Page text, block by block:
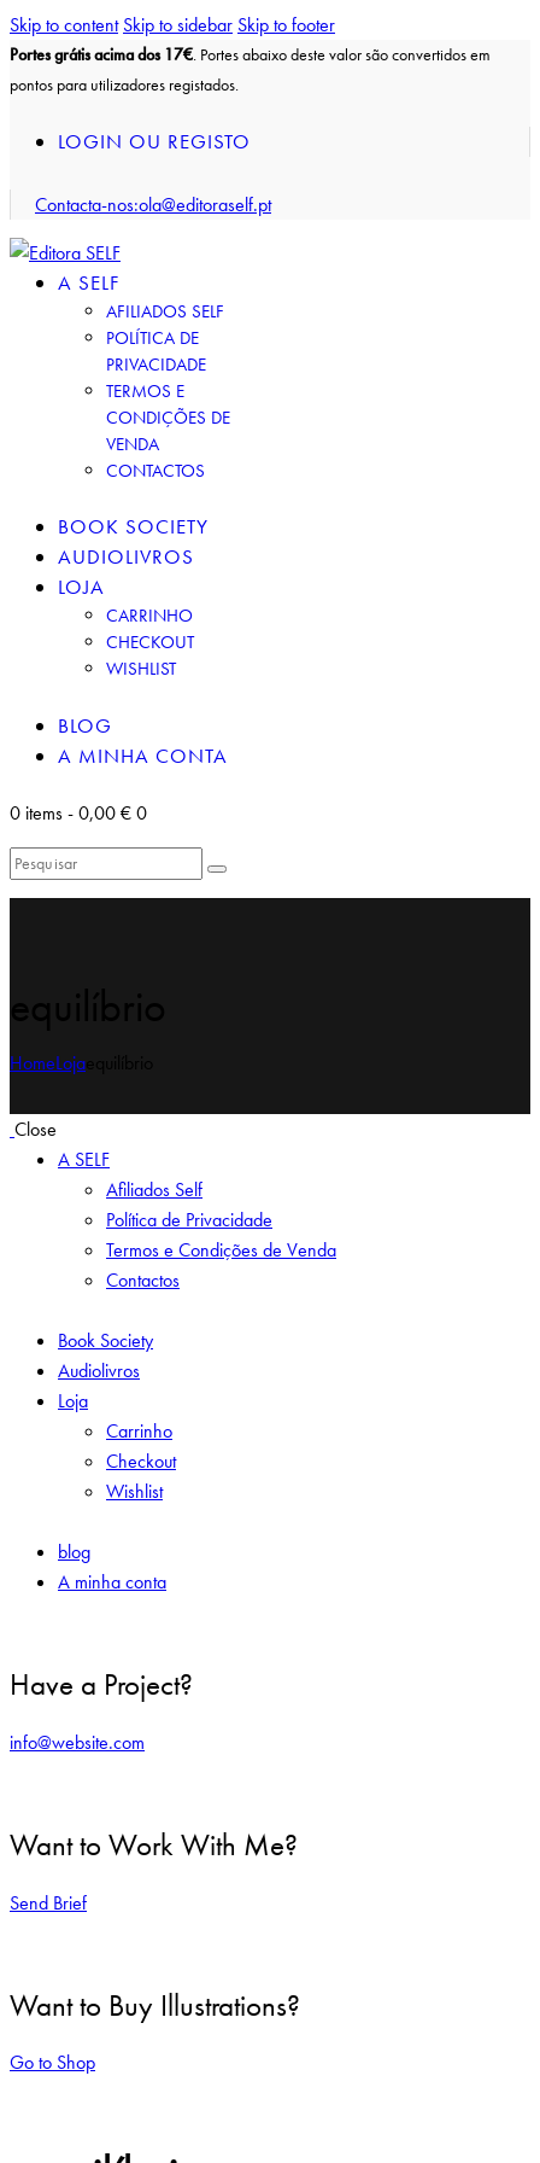
Skip to content Skip to sidebar Skip to footer
Portes grátis acima dos 17€. Portes abaixo deste valor são convertidos em
pontos para utilizadores registados.
LOGIN OU REGISTO
Contacta-nos:ola@editoraself.pt
A SELF
AFILIADOS SELF
POLÍTICA DE
PRIVACIDADE
TERMOS E
CONDIÇÕES DE
VENDA
CONTACTOS
BOOK SOCIETY
AUDIOLIVROS
LOJA
CARRINHO
CHECKOUT
WISHLIST
BLOG
A MINHA CONTA
0 items-0,00 €0
HomeLoja
Close
A SELF
Afiliados Self
Política de Privacidade
Termos e Condições de Venda
Contactos
Book Society
Audiolivros
Loja
Carrinho
Checkout
Wishlist
blog
A minha conta
Have a Project?
info@website.com
Want to Work With Me?
Send Brief
Want to Buy Illustrations?
Go to Shop